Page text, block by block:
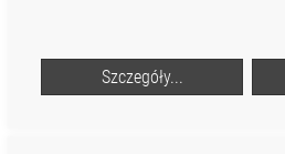
Szczegóły...